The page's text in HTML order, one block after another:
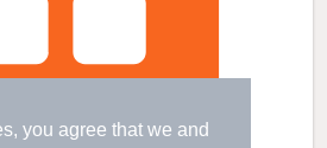
you agree that we and